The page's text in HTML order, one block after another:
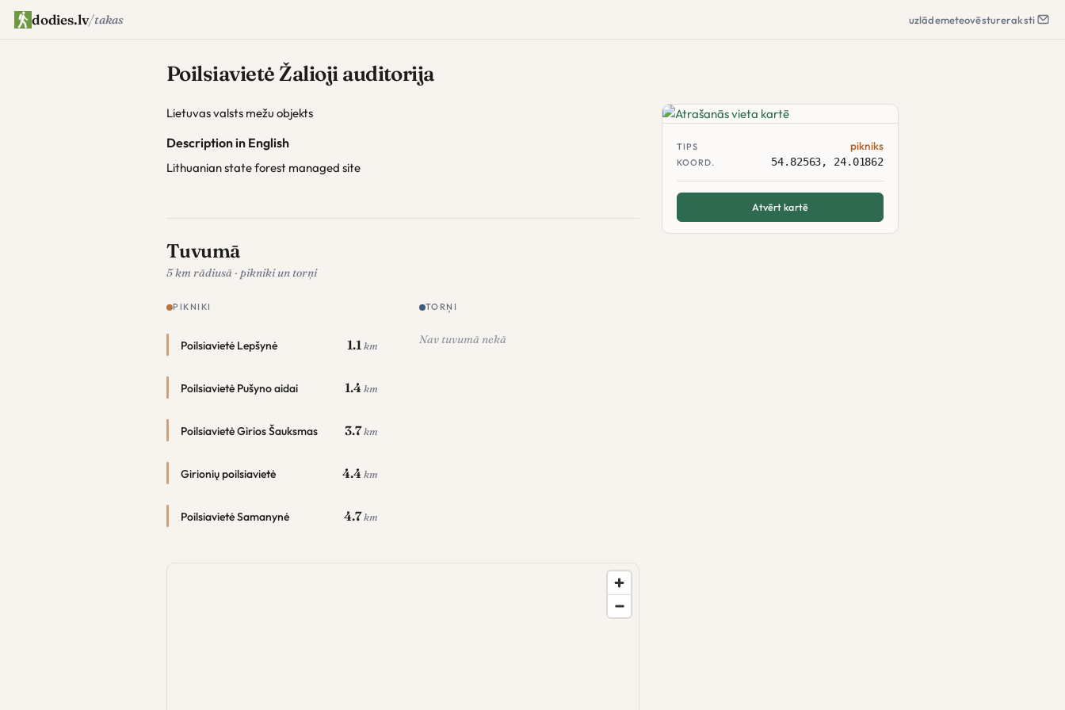
dodies.lv/takas uzlādemeteovēstureraksti
Poilsiavietė Žalioji auditorija
Lietuvas valsts mežu objekts
Description in English
Lithuanian state forest managed site
Tuvumā
5 km rādiusā · pikniki un torņi
PIKNIKI
Poilsiavietė Lepšynė 1.1 km
Poilsiavietė Pušyno aidai 1.4 km
Poilsiavietė Girios Šauksmas 3.7 km
Girionių poilsiavietė 4.4 km
Poilsiavietė Samanynė 4.7 km
TORŅI
Nav tuvumā nekā
TIPS pikniks
KOORD. 54.82563, 24.01862
Atvērt kartē